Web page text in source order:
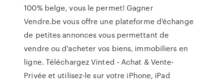
100% belge, vous le permet! Gagner
Vendre.be vous offre une plateforme d'échange
de petites annonces vous permettant de
vendre ou d'acheter vos biens, immobiliers en
ligne. Téléchargez Vinted - Achat & Vente-
Privée et utilisez-le sur votre iPhone, iPad